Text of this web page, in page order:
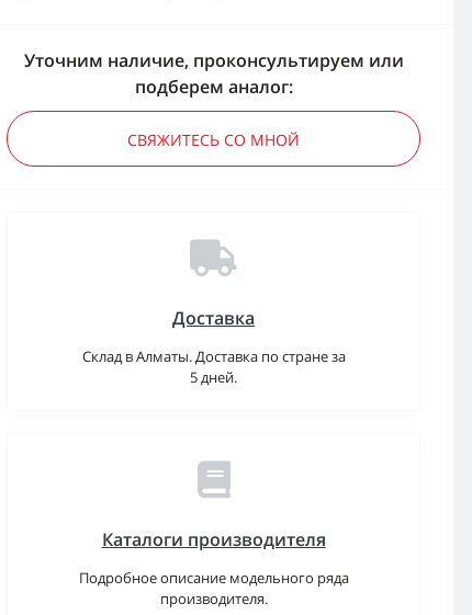
Уточним наличие, проконсультируем или
подберем аналог:
СВЯЖИТЕСЬ СО МНОЙ
Доставка
Склад в Алматы. Доставка по стране за
5 дней.
Каталоги производителя
Подробное описание модельного ряда
производителя.